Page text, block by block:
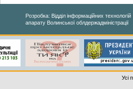
Розробка: Відділ інформаційних технологій
апарату Волинської облдержадміністрації
Усі